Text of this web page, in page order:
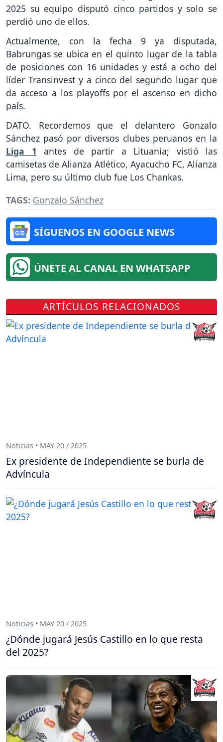
2025 su equipo disputó cinco partidos y solo se
perdió uno de ellos.
Actualmente, con la fecha 9 ya disputada,
Babrungas se ubica en el quinto lugar de la tabla
de posiciones con 16 unidades y está a ocho del
líder Transinvest y a cinco del segundo lugar que
da acceso a los playoffs por el ascenso en dicho
país.
DATO. Recordemos que el delantero Gonzalo
Sánchez pasó por diversos clubes peruanos en la
Liga 1 antes de partir a Lituania; vistió las
camisetas de Alianza Atlético, Ayacucho FC, Alianza
Lima, pero su último club fue Los Chankas.
TAGS: Gonzalo Sánchez
SÍGUENOS EN GOOGLE NEWS
ÚNETE AL CANAL EN WHATSAPP
ARTÍCULOS RELACIONADOS
Noticias • MAY 20 / 2025
Ex presidente de Independiente se burla de
Advíncula
Noticias • MAY 20 / 2025
¿Dónde jugará Jesús Castillo en lo que resta
del 2025?